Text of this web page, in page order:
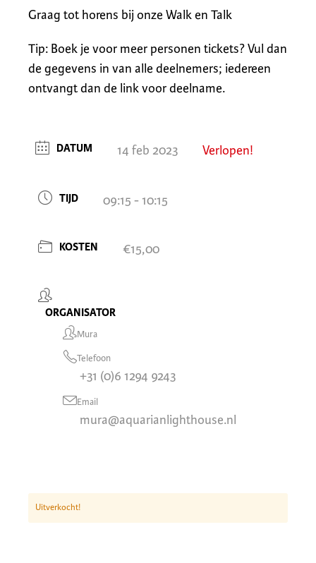
Graag tot horens bij onze Walk en Talk
Tip: Boek je voor meer personen tickets? Vul dan
de gegevens in van alle deelnemers; iedereen
ontvangt dan de link voor deelname.
DATUM 14 feb 2023 Verlopen!
TIJD 09:15 - 10:15
KOSTEN €15,00
ORGANISATOR
Mura
Telefoon
+31 (0)6 1294 9243
Email
mura@aquarianlighthouse.nl
Uitverkocht!